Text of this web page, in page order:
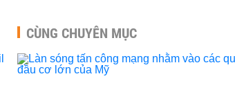
CÙNG CHUYÊN MỤC